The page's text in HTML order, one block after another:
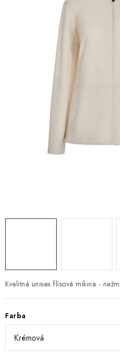
Kontakt
Doprava, platba a zľavy
Formulár na výmenu tovaru
Akcie v predajniach
Formulár na vrátenie tovaru /
Obchodné podmienky
Zásady
Pravidlá a nastavenia cookies
Kvalitná unisex flísová mikina -
Farba